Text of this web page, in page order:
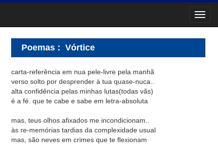
Poemas : Vórtice
carta-referência em nua pele-livre pela manhã
verso solto por desprender à tua quase-nuca..
alta confidência pelas minhas lutas(todas vãs)
é a fé. que te cabe e sabe em letra-absoluta
mas, teus olhos afixados me incondicionam..
às re-memórias tardias da complexidade usual
mas, são neves em crimes que te flexionam